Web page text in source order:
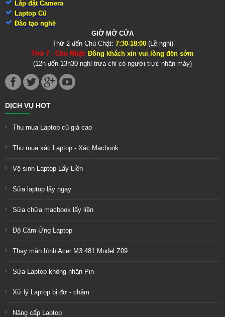
Lắp đặt Camera
Laptop Cũ
Đào tạo nghề
GIỜ MỞ CỬA
Thứ 2 đến Chủ Chật: 7:30-18:00(Lễ nghỉ)
Thứ 7 - Chủ Nhật: Đông khách xin vui lòng đến sớm
(12h đến 13h30 nghỉ trưa chỉ có người trực nhận máy)
DỊCH VỤ HOT
Thu mua Laptop cũ giá cao
Thu mua xác Laptop - Xác Macbook
Vệ sinh Laptop Lấy Liền
Sửa laptop lấy ngay
Sửa chữa macbook lấy liền
Độ Cảm Ứng Laptop
Thay màn hình Acer M3 481 Model Z09
Sửa Laptop không nhận Pin
Xử lý Laptop bị đơ - chậm
Nâng cấp Laptop